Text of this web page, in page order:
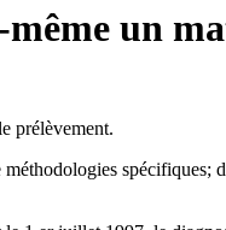
un
prélèvement.
spécifiques;